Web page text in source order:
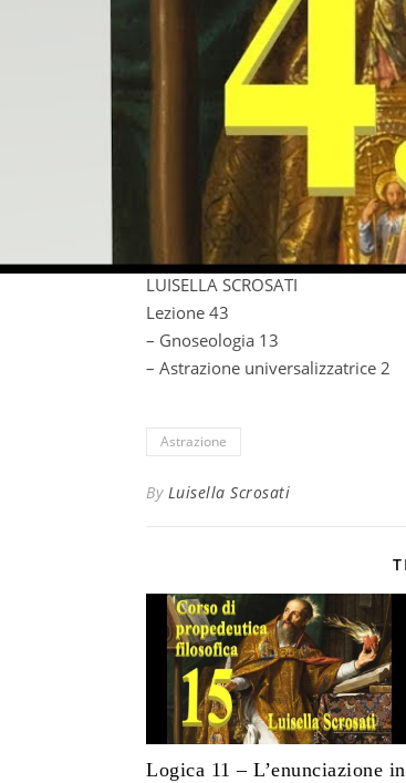
Corso di Propedeutica Filosofica
LUISELLA SCROSATI
Lezione 43
– Gnoseologia 13
– Astrazione universalizzatrice 2
Astrazione
By Luisella Scrosati
Logica 11 – L’enunciazione in